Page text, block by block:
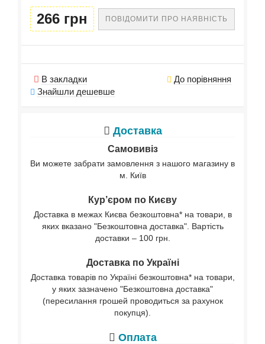
266 грн ПОВІДОМИТИ ПРО НАЯВНІСТЬ
В закладки
До порівняння
Знайшли дешевше
Доставка
Самовивіз
Ви можете забрати замовлення з нашого магазину в
м. Київ
Кур’єром по Києву
Доставка в межах Києва безкоштовна* на товари, в
яких вказано "Безкоштовна доставка". Вартість
доставки – 100 грн.
Доставка по Україні
Доставка товарів по Україні безкоштовна* на товари,
у яких зазначено "Безкоштовна доставка"
(пересилання грошей проводиться за рахунок
покупця).
Оплата